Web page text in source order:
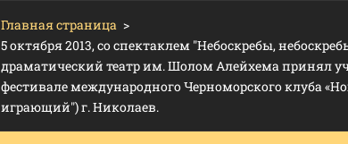
Главная страница >
5 октября 2013, со спектаклем "Небоскребы,
драматический театр им. Шолом Алейхема принял
фестивале международного Черноморского клуба
играющий") г. Николаев.